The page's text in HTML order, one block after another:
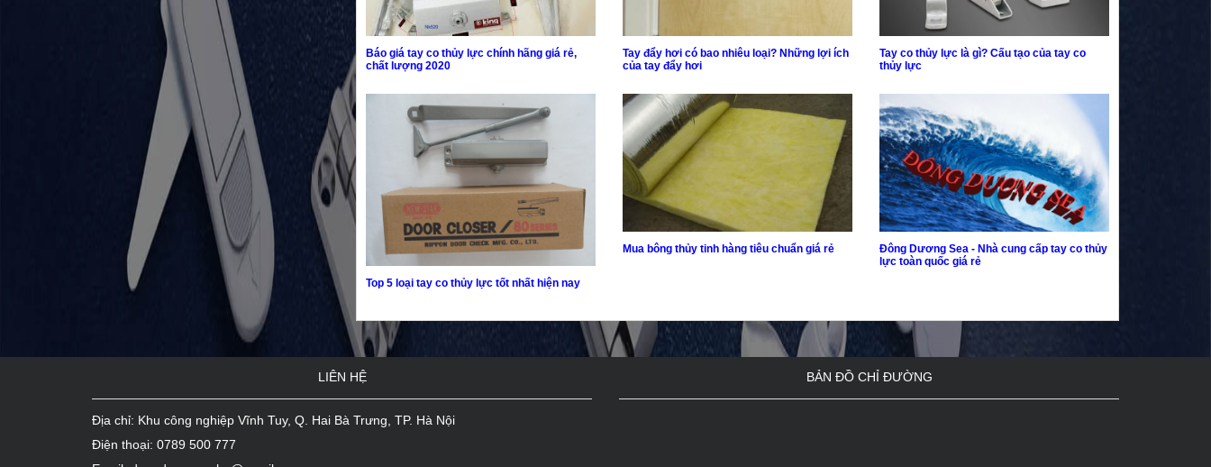
Báo giá tay co thủy lực chính hãng giá rẻ,
chất lượng 2020
Tay đẩy hơi có bao nhiêu loại? Những lợi ích
của tay đẩy hơi
Tay co thủy lực là gì? Cấu tạo của tay co
thủy lực
Top 5 loại tay co thủy lực tốt nhất hiện nay
Mua bông thủy tinh hàng tiêu chuẩn giá rẻ
Đông Dương Sea - Nhà cung cấp tay co thủy
lực toàn quốc giá rẻ
LIÊN HỆ
Địa chỉ: Khu công nghiệp Vĩnh Tuy, Q. Hai Bà Trưng, TP. Hà Nội
Điện thoại: 0789 500 777
BẢN ĐỒ CHỈ ĐƯỜNG